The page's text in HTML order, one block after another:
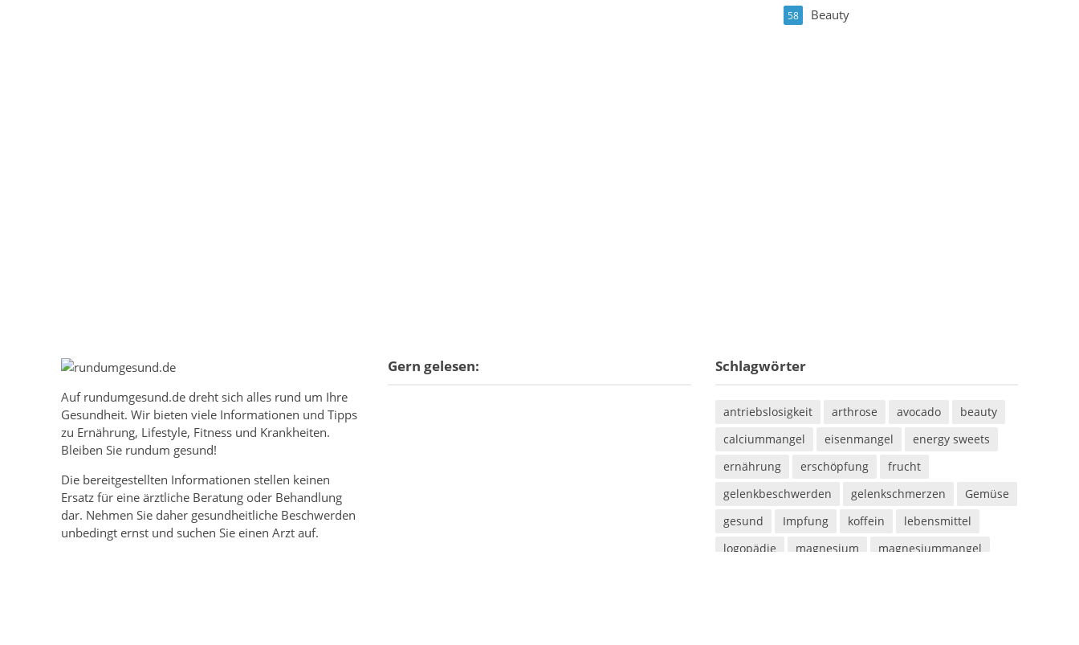
Beauty
58
Auf rundumgesund.dedreht sich alles rund um Ihre
Gesundheit. Wir bieten viele Informationen und Tipps
zu Ernährung, Lifestyle, Fitness und Krankheiten.
Bleiben Sie rundum gesund!
Die bereitgestellten Informationen stellen keinen
Ersatz für eine ärztliche Beratung oder Behandlung
dar. Nehmen Sie daher gesundheitliche Beschwerden
unbedingt ernst und suchen Sie einen Arzt auf.
Gern gelesen: Schlagwörter
antriebslosigkeit arthrose avocado
beauty
calciummangel
eisenmangel
energy sweets
ernährung
erschöpfung
frucht
gelenkbeschwerden
gelenkschmerzen
Gemüse
gesund
Impfung koffein
lebensmittel
logopädie
magnesium
magnesiummangel